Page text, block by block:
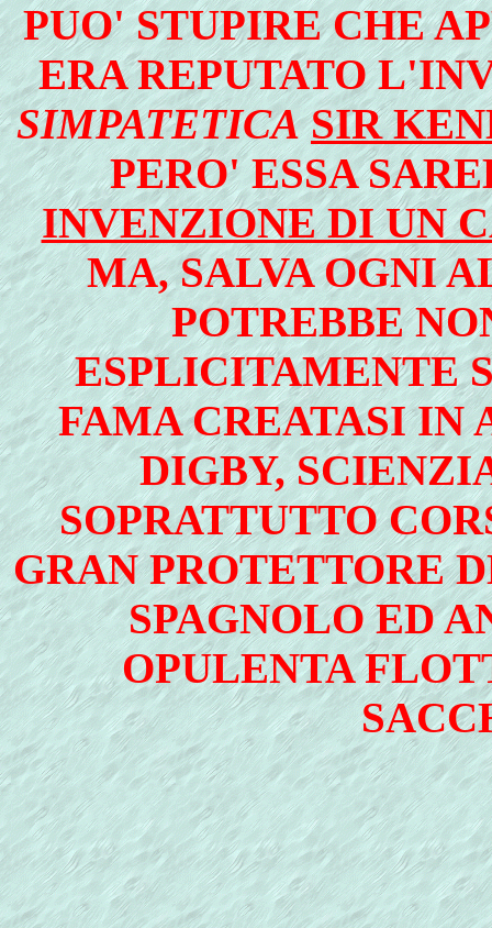
PUO' STUPIRE CHE
ERA REPUTATO
SIMPATETICA SIR
PERO' ESSA
INVENZIONE DI UN
MA, SALVA OGNI
POTREBBE
ESPLICITAMENTE
FAMA CREATASI IN
DIGBY,
SOPRATTUTTO
GRAN PROTETTORE
SPAGNOLO ED
OPULENTA